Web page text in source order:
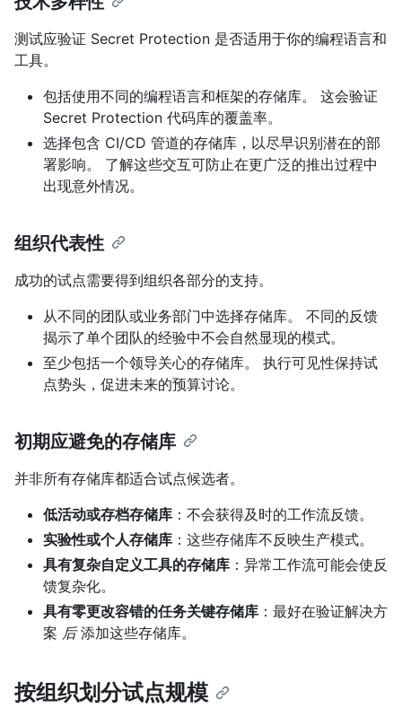
测试应验证 Secret Protection 是否适用于你的编程语言和
工具。
包括使用不同的编程语言和框架的存储库。 这会验证
Secret Protection 代码库的覆盖率。
选择包含 CI/CD 管道的存储库，以尽早识别潜在的部
署影响。 了解这些交互可防止在更广泛的推出过程中
出现意外情况。
组织代表性
成功的试点需要得到组织各部分的支持。
从不同的团队或业务部门中选择存储库。 不同的反馈
揭示了单个团队的经验中不会自然显现的模式。
至少包括一个领导关心的存储库。 执行可见性保持试
点势头，促进未来的预算讨论。
初期应避免的存储库
并非所有存储库都适合试点候选者。
低活动或存档存储库 ：不会获得及时的工作流反馈。
实验性或个人存储库 ：这些存储库不反映生产模式。
具有复杂自定义工具的存储库 ：异常工作流可能会使反
馈复杂化。
具有零更改容错的任务关键存储库 ：最好在验证解决方
案 后添加这些存储库。
按组织划分试点规模